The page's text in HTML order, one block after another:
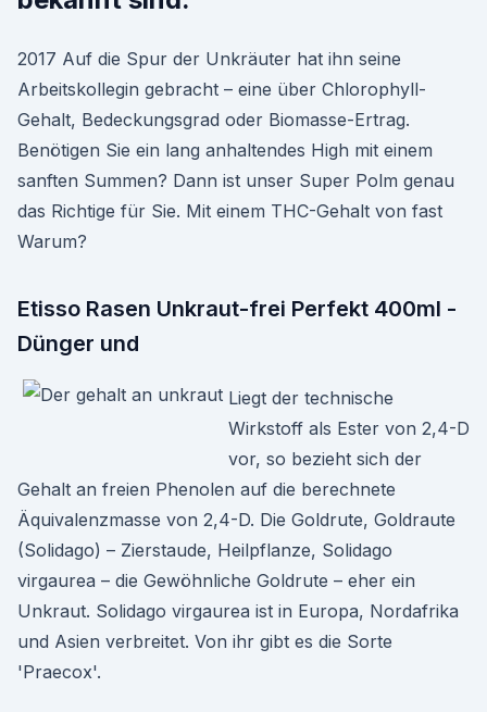
2017 Auf die Spur der Unkräuter hat ihn seine
Arbeitskollegin gebracht – eine über Chlorophyll-
Gehalt, Bedeckungsgrad oder Biomasse-Ertrag.
Benötigen Sie ein lang anhaltendes High mit einem
sanften Summen? Dann ist unser Super Polm genau
das Richtige für Sie. Mit einem THC-Gehalt von fast
Warum?
Etisso Rasen Unkraut-frei Perfekt 400ml -
Dünger und
Liegt der technische
Wirkstoff als Ester von 2,4-D
vor, so bezieht sich der
Gehalt an freien Phenolen auf die berechnete
Äquivalenzmasse von 2,4-D. Die Goldrute, Goldraute
(Solidago) – Zierstaude, Heilpflanze, Solidago
virgaurea – die Gewöhnliche Goldrute – eher ein
Unkraut. Solidago virgaurea ist in Europa, Nordafrika
und Asien verbreitet. Von ihr gibt es die Sorte
'Praecox'.